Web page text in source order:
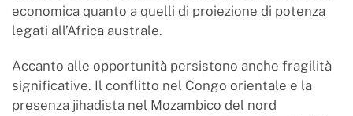
economica quanto a quelli di proiezione di potenza
legati all’Africa australe.
Accanto alle opportunità persistono anche fragilità
significative. Il conflitto nel Congo orientale e la
presenza jihadista nel Mozambico del nord